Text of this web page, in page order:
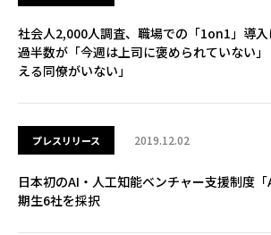
社会人2,000人調査、職場での「1on1」導
過半数が「今週は上司に褒められていない
える同僚がいない」
プレスリリース 2019.12.02
日本初のAI・人工知能ベンチャー支援制度
期生6社を採択